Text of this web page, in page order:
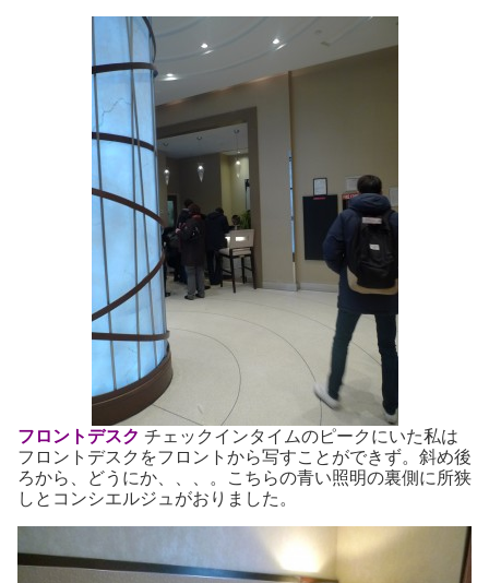
フロントデスク チェックインタイムのピークにいた私は
フロントデスクをフロントから写すことができず。斜め後
ろから、どうにか、、、。こちらの青い照明の裏側に所狭
しとコンシエルジュがおりました。